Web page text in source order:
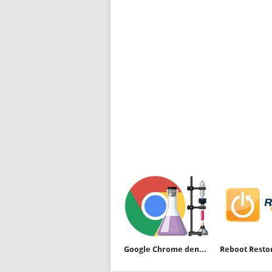
Google Chrome deneysel özellikler nasıl yedeklenir